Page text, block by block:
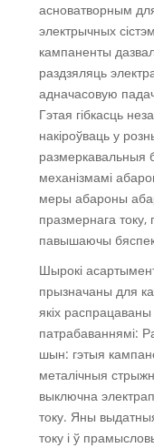
асноватворным
электрычных
кампаненты
раздзяляць
адначасовую
Гэтая гібкасць
накіроўваць у
размеркавальныя
механізмамі
меры абароны
празмернага току,
павышаючы
Шырокі
прызначаны для
якіх
патрабаваннямі:
шын: гэтыя
металічныя
выключна
току. Яны
току і ў